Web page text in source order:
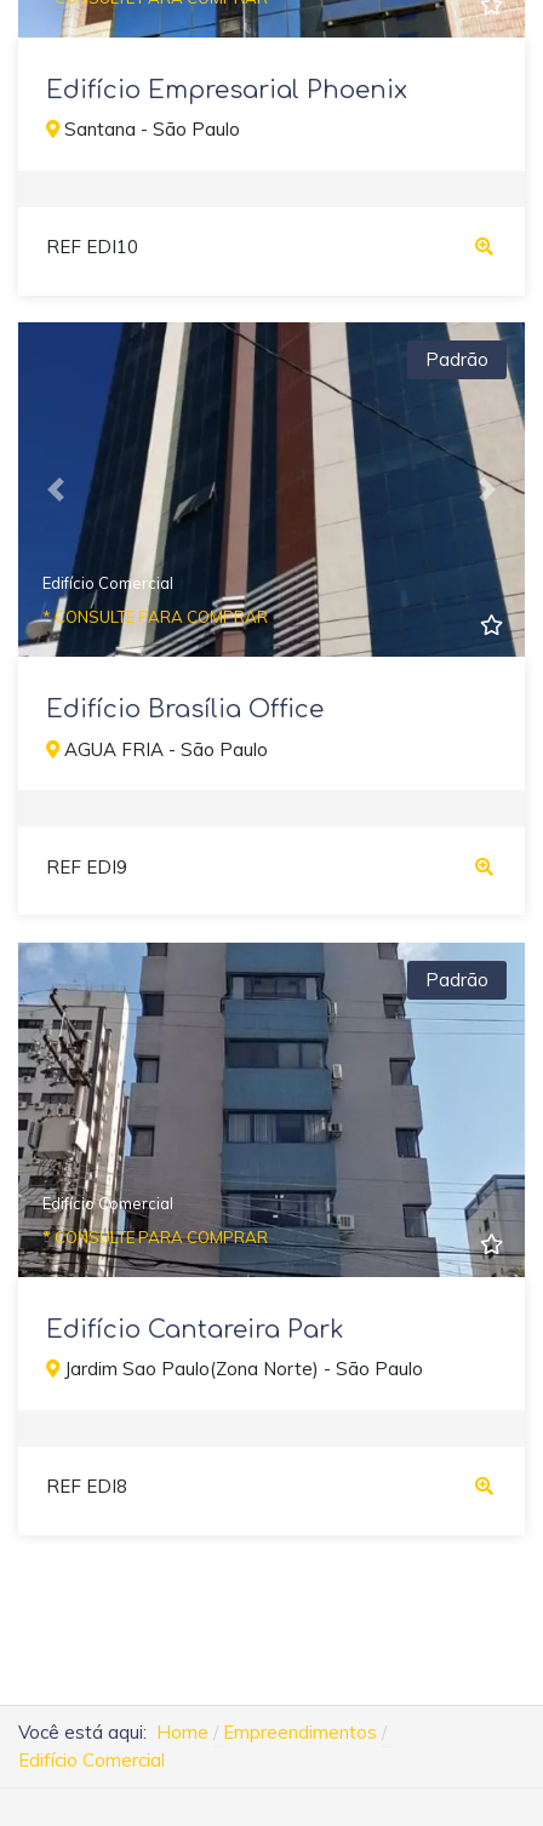
Edifício Empresarial Phoenix
Santana - São Paulo
REF EDI10
Previous Next
Padrão
Edifício Comercial
* CONSULTE PARA COMPRAR
Edifício Brasília Office
AGUA FRIA - São Paulo
REF EDI9
Padrão
Edifício Comercial
* CONSULTE PARA COMPRAR
Edifício Cantareira Park
Jardim Sao Paulo(Zona Norte) - São Paulo
REF EDI8
Você está aqui: Home
Empreendimentos
Edifício Comercial